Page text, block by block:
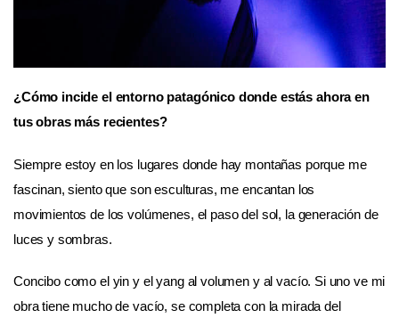
¿Cómo incide el entorno patagónico donde estás ahora en
tus obras más recientes?
Siempre estoy en los lugares donde hay montañas porque me
fascinan, siento que son esculturas, me encantan los
movimientos de los volúmenes, el paso del sol, la generación de
luces y sombras.
Concibo como el yin y el yang al volumen y al vacío. Si uno ve mi
obra tiene mucho de vacío, se completa con la mirada del